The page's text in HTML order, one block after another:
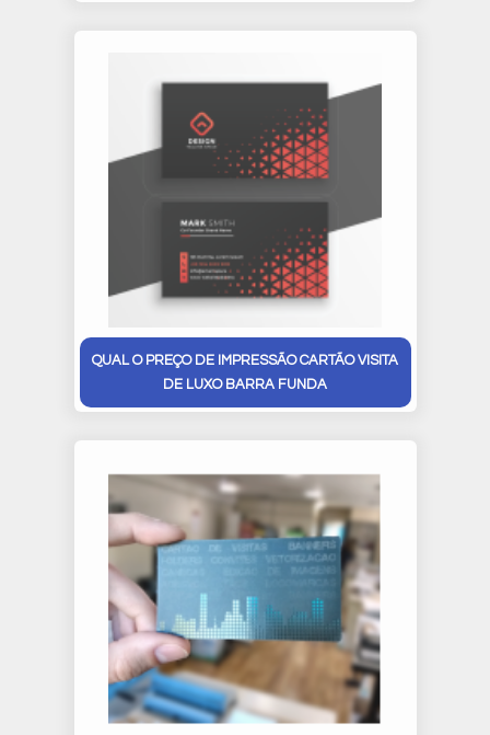
QUAL O PREÇO DE IMPRESSÃO CARTÃO VISITA
DE LUXO BARRA FUNDA